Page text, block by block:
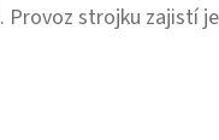
. Provoz strojku zajistí